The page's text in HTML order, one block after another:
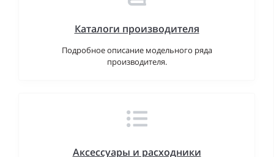
Каталоги производителя
Подробное описание модельного ряда
производителя.
Аксессуары и расходники